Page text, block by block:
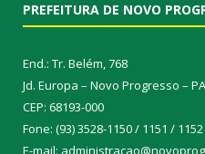
PREFEITURA DE NOVO
End.: Tr. Belém, 768
Jd. Europa – Novo Progresso – PA
CEP: 68193-000
Fone: (93) 3528-1150 / 1151 / 1152
E-mail: